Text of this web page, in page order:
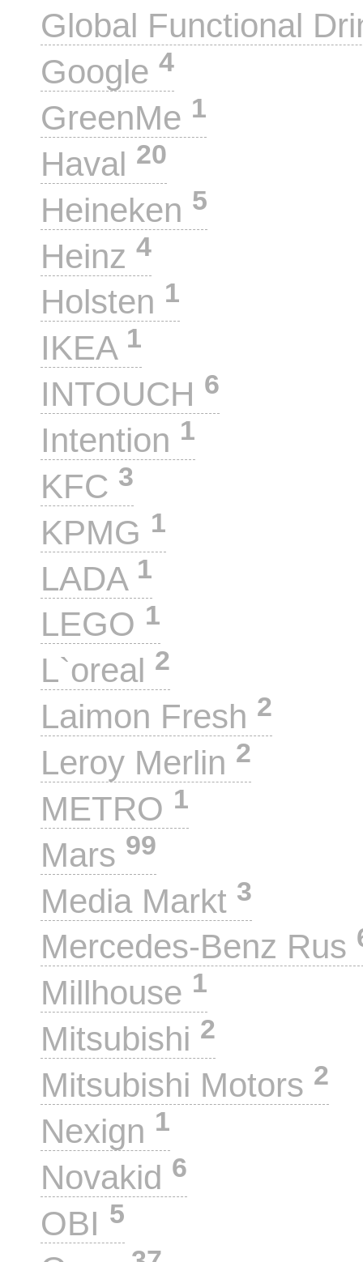
Global Functional
Google 4
GreenMe 1
Haval 20
Heineken 5
Heinz 4
Holsten 1
IKEA 1
INTOUCH 6
Intention 1
KFC 3
KPMG 1
LADA 1
LEGO 1
L`oreal 2
Laimon Fresh 2
Leroy Merlin 2
METRO 1
Mars 99
Media Markt 3
Mercedes-Benz Rus
Millhouse 1
Mitsubishi 2
Mitsubishi Motors 2
Nexign 1
Novakid 6
OBI 5